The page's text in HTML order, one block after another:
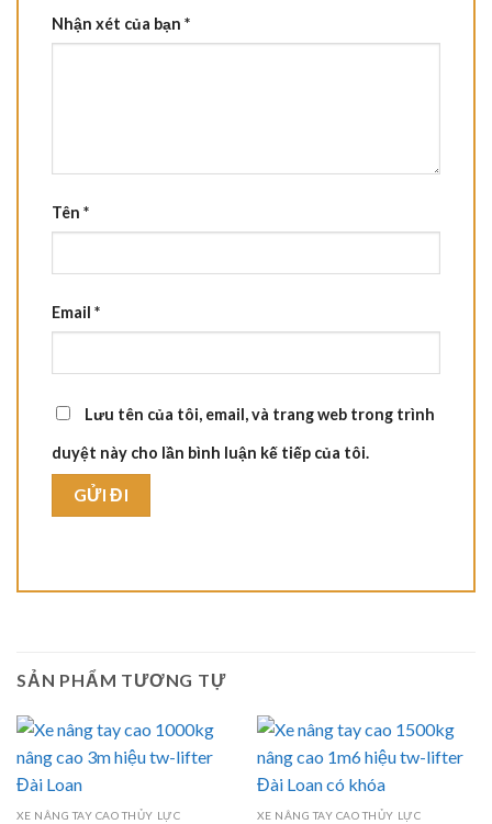
Nhận xét của bạn *
Tên *
Email *
Lưu tên của tôi, email, và trang web trong trình
duyệt này cho lần bình luận kế tiếp của tôi.
SẢN PHẨM TƯƠNG TỰ
XE NÂNG TAY CAO THỦY LỰC XE NÂNG TAY CAO THỦY LỰC